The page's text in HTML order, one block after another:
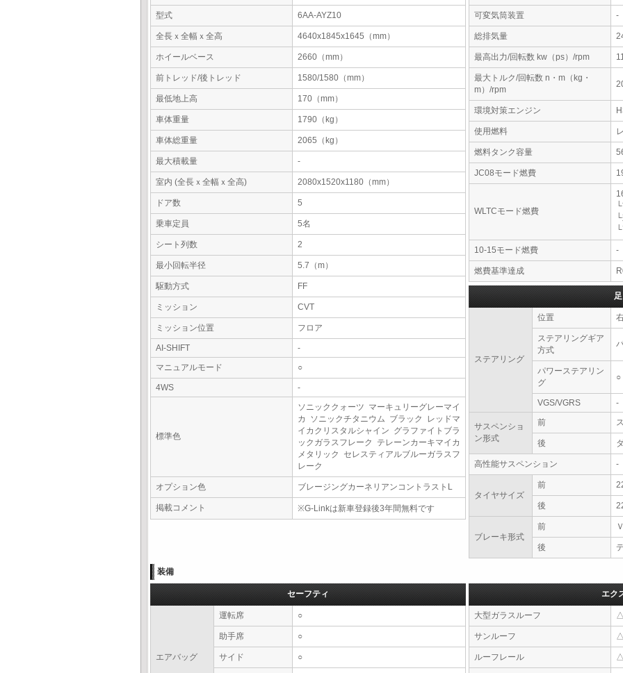
型式 6AA-AYZ10
全長ｘ全幅ｘ全高 4640x1845x1645（mm）
ホイールベース 2660（mm）
前トレッド/後トレッド 1580/1580（mm）
最低地上高 170（mm）
車体重量 1790（kg）
車体総重量 2065（kg）
最大積載量 -
室内 (全長ｘ全幅ｘ全高) 2080x1520x1180（mm）
ドア数 5
乗車定員 5名
シート列数 2
最小回転半径 5.7（m）
駆動方式 FF
ミッション CVT
ミッション位置 フロア
AI-SHIFT
-
マニュアルモード
○
4WS -
標準色
ソニッククォーツ マーキュリーグレーマイ
カ ソニックチタニウム ブラック レッドマ
イカクリスタルシャイン グラファイトブラ
ックガラスフレーク テレーンカーキマイカ
メタリック セレスティアルブルーガラスフ
レーク
オプション色 ブレージングカーネリアンコントラストL
掲載コメント ※G-Linkは新車登録後3年間無料です
可変気筒装置 -
総排気量
最高出力/回転数 kw（ps）/rpm
最大トルク/回転数 n・m（kg・
m）/rpm
環境対策エンジン
使用燃料
燃料タンク容量
JC08モード燃費
WLTCモード燃費
10-15モード燃費 -
燃費基準達成
ステアリング
位置
ステアリングギア
方式
パワーステアリン
グ
○
VGS/VGRS -
サスペンショ
ン形式
前
後
高性能サスペンション -
タイヤサイズ
前
後
ブレーキ形式
前
後
装備
セーフティ
エアバッグ
運転席 ○
助手席 ○
サイド ○
エク
大型ガラスルーフ
サンルーフ
ルーフレール